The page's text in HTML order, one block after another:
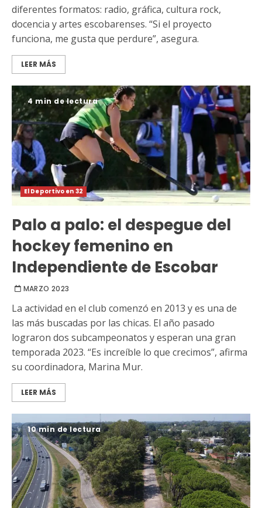
diferentes formatos: radio, gráfica, cultura rock,
docencia y artes escobarenses. “Si el proyecto
funciona, me gusta que perdure”, asegura.
LEER MÁS
4 min de lectura
El Deportivo en 32
Palo a palo: el despegue del
hockey femenino en
Independiente de Escobar
MARZO 2023
La actividad en el club comenzó en 2013 y es una de
las más buscadas por las chicas. El año pasado
lograron dos subcampeonatos y esperan una gran
temporada 2023. “Es increíble lo que crecimos”, afirma
su coordinadora, Marina Mur.
LEER MÁS
10 min de lectura